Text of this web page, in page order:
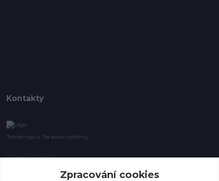
Kontakty
Terceshop.cz Terasové systémy
Roman Podolák
Zpracování cookies